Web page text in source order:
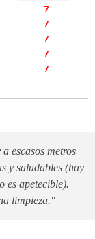
7
7
7
7
7
escasos metros
y saludables (hay
es apetecible).
limpieza."